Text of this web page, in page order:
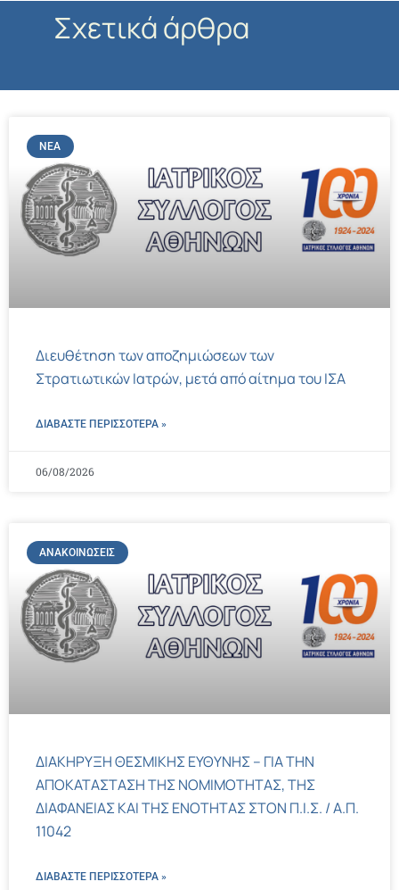
Σχετικά άρθρα
ΝΈΑ
Διευθέτηση των αποζημιώσεων των
Στρατιωτικών Ιατρών, μετά από αίτημα του ΙΣΑ
ΔΙΑΒΑΣΤΕ ΠΕΡΙΣΣΌΤΕΡΑ »
06/08/2026
ΑΝΑΚΟΙΝΏΣΕΙΣ
ΔΙΑΚΗΡΥΞΗ ΘΕΣΜΙΚΗΣ ΕΥΘΥΝΗΣ – ΓΙΑ ΤΗΝ
ΑΠΟΚΑΤΑΣΤΑΣΗ ΤΗΣ ΝΟΜΙΜΟΤΗΤΑΣ, ΤΗΣ
ΔΙΑΦΑΝΕΙΑΣ ΚΑΙ ΤΗΣ ΕΝΟΤΗΤΑΣ ΣΤΟΝ Π.Ι.Σ. / Α.Π.
11042
ΔΙΑΒΑΣΤΕ ΠΕΡΙΣΣΌΤΕΡΑ »